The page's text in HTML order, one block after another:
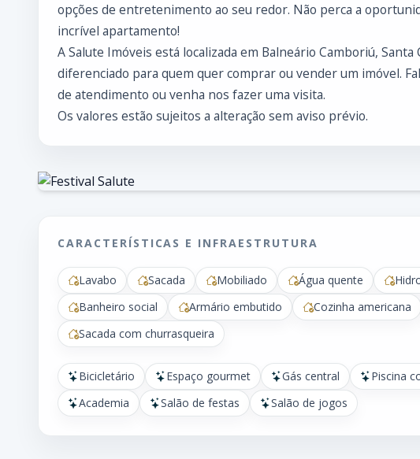
opções de entretenimento ao seu redor. Não perca a
incrível apartamento!
A Salute Imóveis está localizada em Balneário Camboriú,
diferenciado para quem quer comprar ou vender um imóvel.
de atendimento ou venha nos fazer uma visita.
Os valores estão sujeitos a alteração sem aviso prévio.
CARACTERÍSTICAS E INFRAESTRUTURA
Lavabo Sacada Mobiliado Água quente
Banheiro social
Armário embutido Cozinha americana
Sacada com churrasqueira
Bicicletário Espaço gourmet Gás central Piscina
Academia
Salão de festas Salão de jogos